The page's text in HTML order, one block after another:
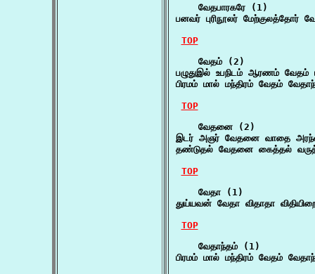
    வேதபாரகரே (1)
பனவர் புரிநூலர் மேற்குலத்தோர்
TOP
    வேதம் (2)
பழுதுஇல் உபநிடம் ஆரணம்
பிரமம் மால் மந்திரம் வேதம்
TOP
    வேதனை (2)
இடர் அஞர் வேதனை வாதை
தண்டுதல் வேதனை கைத்தல்
TOP
    வேதா (1)
துய்யவன் வேதா விதாதா
TOP
    வேதாந்தம் (1)
பிரமம் மால் மந்திரம் வேதம்